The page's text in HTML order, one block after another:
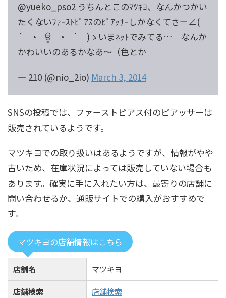
@yueko_pso2 うちんとこのﾏﾂｷﾖ、なんかつかい
たくないﾌｧｰｽﾄﾋﾟｱｽのﾋﾟｱｯｻｰしかなくてさー∠(
´ ◔ ਊ ◔ ` )ゝいまﾈｯﾄでみてる… なんか
かわいいのあるかなあ～（色とか
— 210 (@nio_2io) March 3, 2014
SNSの投稿では、ファーストピアス付のピアッサーは
販売されているようです。
マツキヨでの取り扱いはあるようですが、情報がやや
古いため、在庫状況によっては販売していない場合も
あります。確実に手に入れたい方は、最寄りの店舗に
問い合わせるか、通販サイトでの購入がおすすめで
す。
マツキヨの店舗情報はこちら
店舗名 マツキヨ
店舗検索 店舗検索